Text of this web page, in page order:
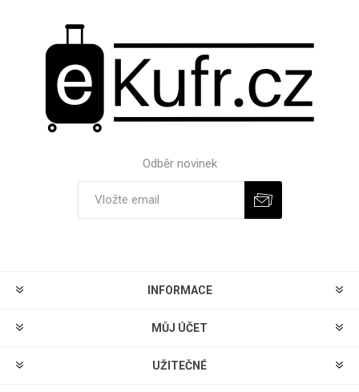
Odběr novinek
INFORMACE
MŮJ ÚČET
UŽITEČNÉ